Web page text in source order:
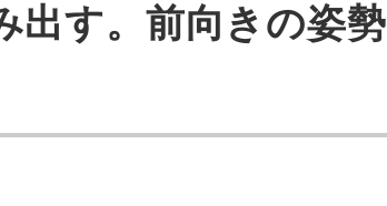
出す。前向きの姿勢